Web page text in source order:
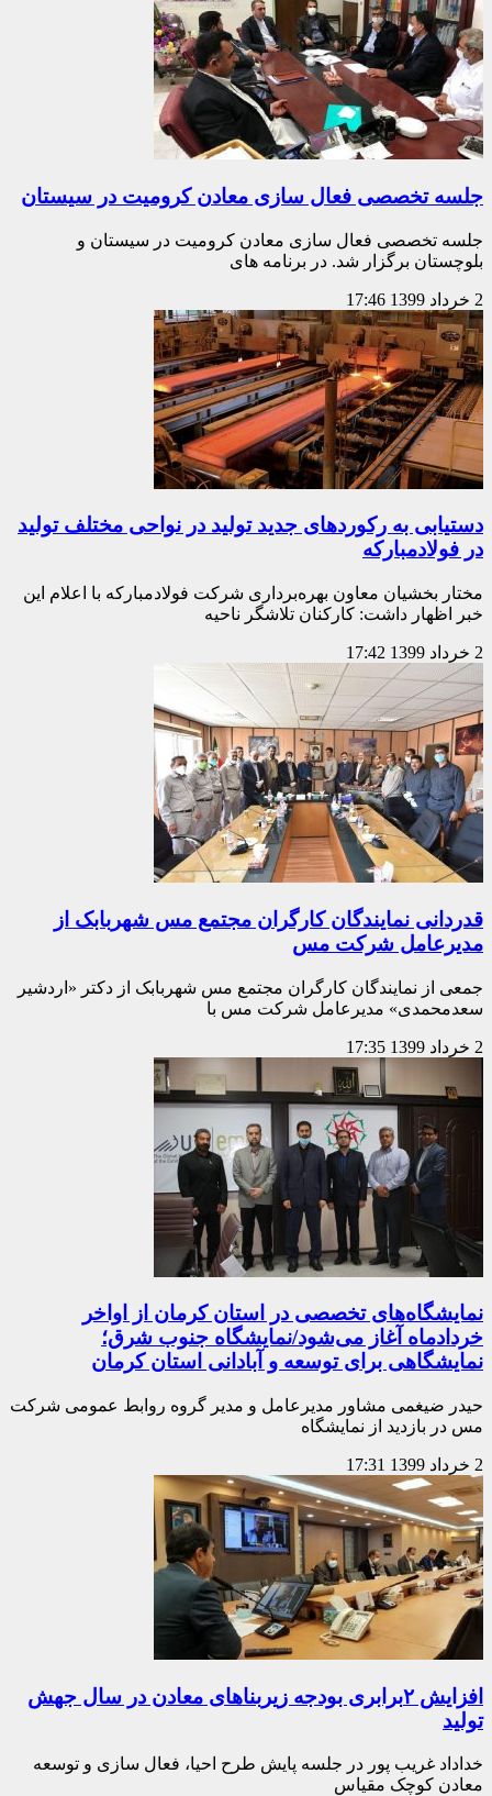
جلسه تخصصی فعال سازی معادن کرومیت در سیستان
جلسه تخصصی فعال سازی معادن کرومیت در سیستان و
بلوچستان برگزار شد. در برنامه های
2 خرداد 1399 17:46
دستیابی به رکوردهای جدید تولید در نواحی مختلف تولید
در فولادمبارکه
مختار بخشیان معاون بهره‌برداری شرکت فولادمبارکه با اعلام این
خبر اظهار داشت: کارکنان تلاشگر ناحیه
2 خرداد 1399 17:42
قدردانی نمایندگان کارگران مجتمع مس شهربابک از
مدیرعامل شرکت مس
جمعی از نمایندگان کارگران مجتمع مس شهربابک از دکتر «اردشیر
سعدمحمدی» مدیرعامل شرکت مس با
2 خرداد 1399 17:35
نمایشگاه‌های تخصصی در استان کرمان از اواخر
خردادماه آغاز می‌شود/نمایشگاه جنوب شرق؛
نمایشگاهی برای توسعه و آبادانی استان کرمان
حیدر ضیغمی مشاور مدیرعامل و مدیر گروه روابط عمومی شرکت
مس در بازدید از نمایشگاه
2 خرداد 1399 17:31
افزایش ۲برابری بودجه زیربناهای معادن در سال جهش
تولید
خداداد غریب پور در جلسه پایش طرح احیا، فعال سازی و توسعه
معادن کوچک مقیاس